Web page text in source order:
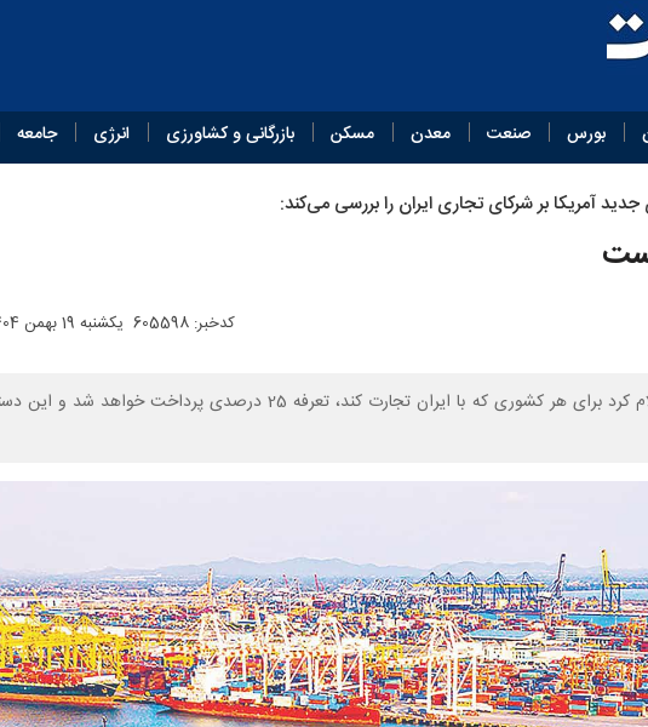
بورس صنعت معدن مسکن بازرگانی و کشاورزی انرژی جامعه
آمریکا بر شرکای تجاری ایران را بررسی می‌کند:
کدخبر: 605598 یکشنبه 19 بهمن 1404
ترامپ فرمان اجرایی را امضا کرد و اعلام کرد برای هر کشوری که با ایران تجارت کند، تعرفه 25 درصدی پرداخت خواهد شد و